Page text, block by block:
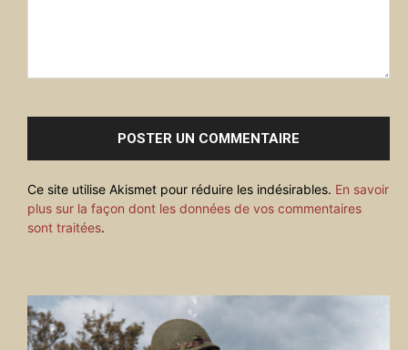
Ce site utilise Akismet pour réduire les indésirables. En savoir
plus sur la façon dont les données de vos commentaires
sont traitées.